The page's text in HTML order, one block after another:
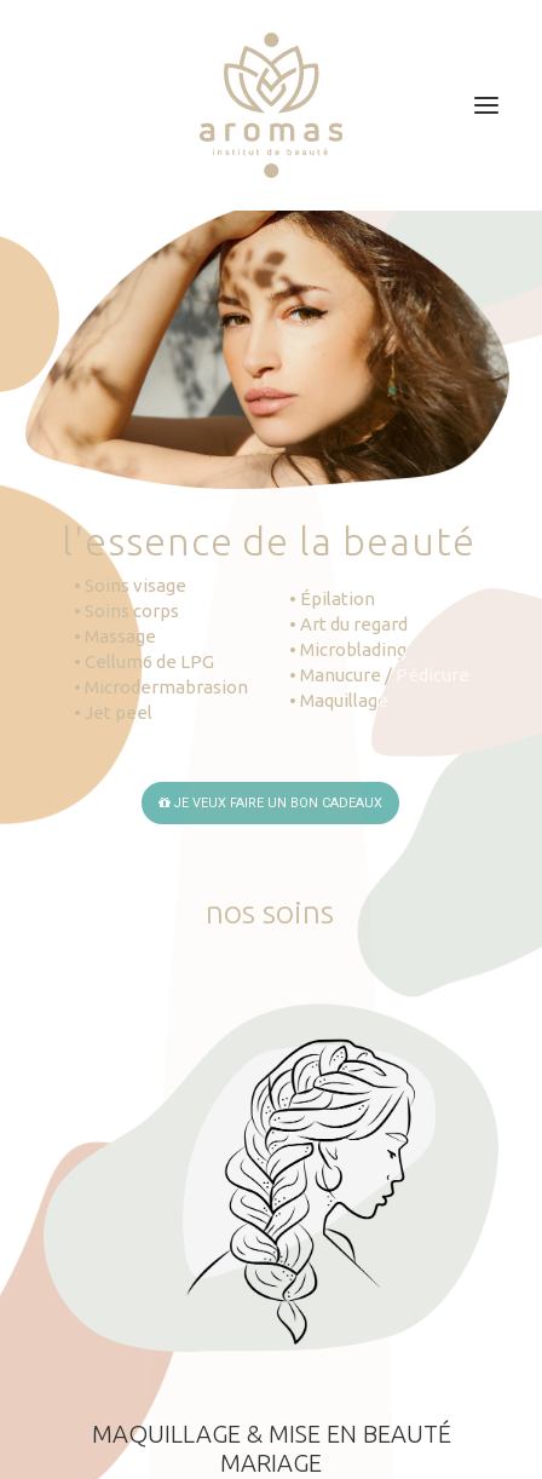
Soins
Je veux faire un bon cadeau
Plan d’accès
Prendre RDV
'essence de la beauté
• Soins visage
• Soins corps
• Massage
• Cellum6 de LPG
• Microdermabrasion
• Jet peel
• Épilation
• Art du regard
• Microblading
• Manucure / Pédicure
• Maquillage
JE VEUX FAIRE UN BON CADEAUX
nos soins
MAQUILLAGE & MISE EN BEAUTÉ
MARIAGE